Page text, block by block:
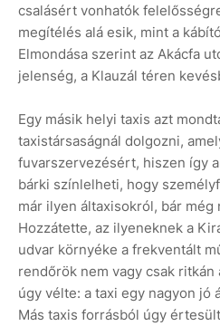
csalásért vonhatók
megítélés alá esik, mint a
Elmondása szerint az Akácfa
jelenség, a Klauzál téren
Egy másik helyi taxis azt
taxistársaságnál dolgozni,
fuvarszervezésért, hiszen így
bárki színlelheti, hogy
már ilyen áltaxisokról, bár még
Hozzátette, az ilyeneknek a
udvar környéke a frekventált
rendőrök nem vagy csak
úgy vélte: a taxi egy nagyon jó
Más taxis forrásból úgy